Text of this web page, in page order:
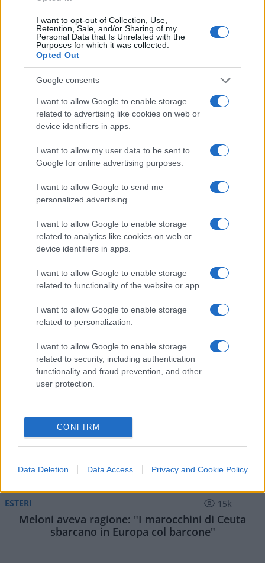
I want to opt-out of Collection, Use,
Retention, Sale, and/or Sharing of my
Personal Data that Is Unrelated with the
Purposes for which it was collected.
Opted Out
Google consents
I want to allow Google to enable storage
related to advertising like cookies on web or
device identifiers in apps.
I want to allow my user data to be sent to
Google for online advertising purposes.
I want to allow Google to send me
personalized advertising.
I want to allow Google to enable storage
related to analytics like cookies on web or
device identifiers in apps.
I want to allow Google to enable storage
related to functionality of the website or app.
I want to allow Google to enable storage
related to personalization.
I want to allow Google to enable storage
related to security, including authentication
functionality and fraud prevention, and other
user protection.
CONFIRM
Data Deletion Data Access Privacy and Cookie Policy
Se gli agenti che dovrebbero essere meglio equipaggiati,
addestrati e organizzati/comandati contrapposti a dei
teppisti SI LASCIANO PICCHIARE, DEVONO CAMBIAR
MESTIERE
Rispondi VIsualizza le risposte
IL PIÙ LETTO DEL MESE
ESTERI 15k
Meloni aveva ragione: "I marocchini di Ceuta
sbarcano in Europa col barcone"